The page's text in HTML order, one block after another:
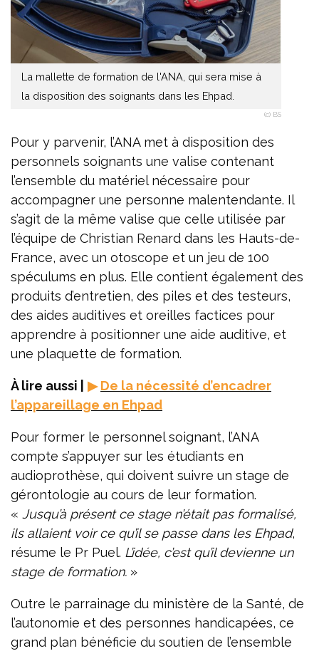
La mallette de formation de l'ANA, qui sera mise à
la disposition des soignants dans les Ehpad.
(c) BS
Pour y parvenir, l’ANA met à disposition des
personnels soignants une valise contenant
l’ensemble du matériel nécessaire pour
accompagner une personne malentendante. Il
s’agit de la même valise que celle utilisée par
l’équipe de Christian Renard dans les Hauts-de-
France, avec un otoscope et un jeu de 100
spéculums en plus. Elle contient également des
produits d’entretien, des piles et des testeurs,
des aides auditives et oreilles factices pour
apprendre à positionner une aide auditive, et
une plaquette de formation.
À lire aussi | ▶De la nécessité d’encadrer
l’appareillage en Ehpad
Pour former le personnel soignant, l’ANA
compte s’appuyer sur les étudiants en
audioprothèse, qui doivent suivre un stage de
gérontologie au cours de leur formation.
« Jusqu’à présent ce stage n’était pas formalisé,
ils allaient voir ce qu’il se passe dans les Ehpad,
résume le Pr Puel. L’idée, c’est qu’il devienne un
stage de formation. »
Outre le parrainage du ministère de la Santé, de
l’autonomie et des personnes handicapées, ce
grand plan bénéficie du soutien de l’ensemble